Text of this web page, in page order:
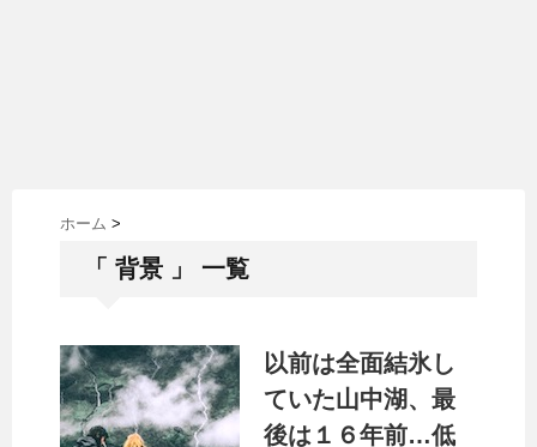
ホーム >
「 背景 」 一覧
以前は全面結氷し
ていた山中湖、最
後は１６年前…低